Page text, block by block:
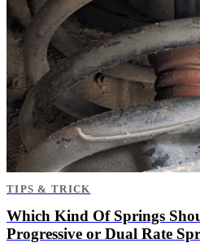
TIPS & TRICK
Which Kind Of Springs
Progressive or Dual Rate